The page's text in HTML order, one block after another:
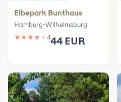
Elbepark Bunthaus
Hamburg-Wilhelmsburg
★ ★ ★ ★ ★ 444 EUR